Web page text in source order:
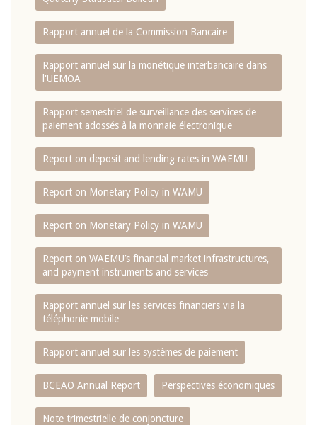
Rapport annuel de la Commission Bancaire
Rapport annuel sur la monétique interbancaire dans
l'UEMOA
Rapport semestriel de surveillance des services de
paiement adossés à la monnaie électronique
Report on deposit and lending rates in WAEMU
Report on Monetary Policy in WAMU
Report on Monetary Policy in WAMU
Report on WAEMU’s financial market infrastructures,
and payment instruments and services
Rapport annuel sur les services financiers via la
téléphonie mobile
Rapport annuel sur les systèmes de paiement
BCEAO Annual Report Perspectives économiques
Note trimestrielle de conjoncture